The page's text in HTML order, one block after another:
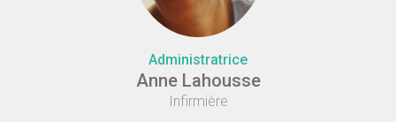
Administratrice
Anne Lahousse
Infirmière